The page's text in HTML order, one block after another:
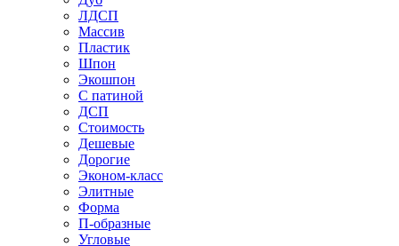
ЛДСП
Массив
Пластик
Шпон
Экошпон
С патиной
ДСП
Стоимость
Дешевые
Дорогие
Эконом-класс
Элитные
Форма
П-образные
Угловые